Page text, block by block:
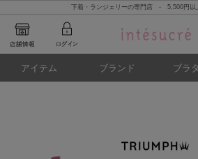
下着・ランジェリーの専門店 - 5,500円
アイテム ブランド ブラ